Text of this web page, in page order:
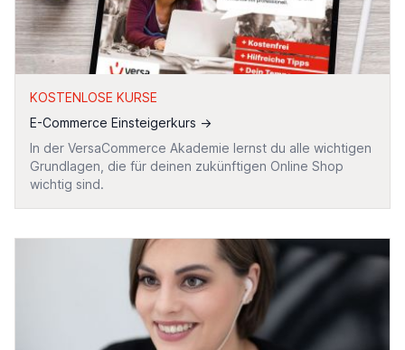
KOSTENLOSE KURSE
E-Commerce Einsteigerkurs →
In der VersaCommerce Akademie lernst du alle wichtigen
Grundlagen, die für deinen zukünftigen Online Shop
wichtig sind.